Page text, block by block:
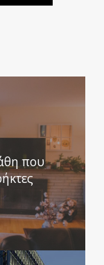
που